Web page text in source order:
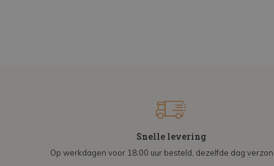
Snelle levering
Op werkdagen voor 18:00 uur besteld, dezelfde dag